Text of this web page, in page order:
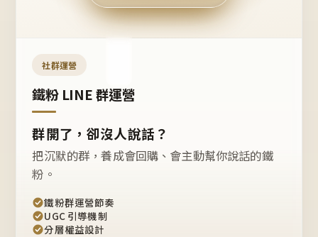
開團
嗎？
社群運營
鐵粉 LINE 群運營
群開了，卻沒人說話？
把沉默的群，養成會回購、會主動幫你說話的鐵
粉。
鐵粉群運營節奏
UGC 引導機制
分層權益設計